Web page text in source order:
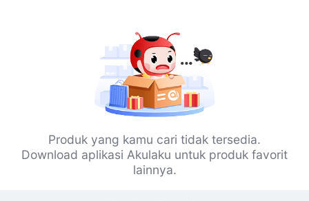
Produk yang kamu cari tidak tersedia.
Download aplikasi Akulaku untuk produk favorit
lainnya.